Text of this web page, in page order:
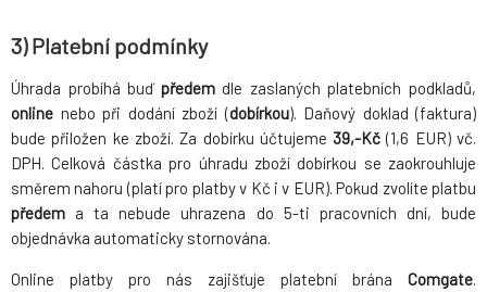
3) Platební podmínky
Úhrada probíhá buď předemdle zaslaných platebních podkladů,
online nebo při dodání zboží (dobírkou). Daňový doklad (faktura)
bude přiložen ke zboží. Za dobírku účtujeme 39,-Kč(1,6 EUR) vč.
DPH. Celková částka pro úhradu zboží dobírkou se zaokrouhluje
směrem nahoru (platí pro platby v Kč i v EUR). Pokud zvolíte platbu
předem a ta nebude uhrazena do 5-ti pracovních dní, bude
objednávka automaticky stornována.
Online platby pro nás zajišťuje platební brána Comgate.